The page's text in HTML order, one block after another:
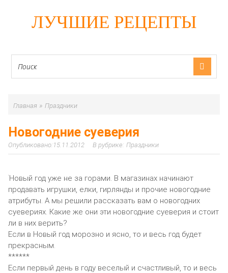
ЛУЧШИЕ РЕЦЕПТЫ
Главная » Праздники
Новогодние суеверия
15.11.2012 Праздники
Новый год уже не за горами. В магазинах начинают
продавать игрушки, елки, гирлянды и прочие новогодние
атрибуты. А мы решили рассказать вам о новогодних
суевериях. Какие же они эти новогодние суеверия и стоит
ли в них верить?
Если в Новый год морозно и ясно, то и весь год будет
прекрасным.
******
Если первый день в году веселый и счастливый, то и весь